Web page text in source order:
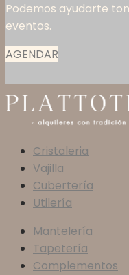
Podemos ayudarte
eventos.
AGENDAR
Cristaleria
Vajilla
Cubertería
Utilería
Mantelería
Tapetería
Complementos